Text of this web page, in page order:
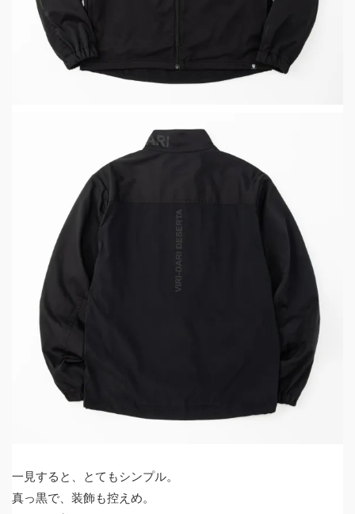
一見すると、とてもシンプル。
真っ黒で、装飾も控えめ。